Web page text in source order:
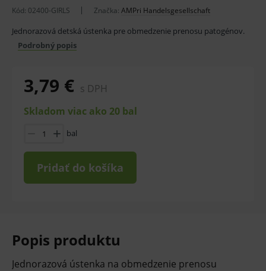
Kód: 02400-GIRLS Značka: AMPri Handelsgesellschaft
Jednorazová detská ústenka pre obmedzenie prenosu patogénov.
Podrobný popis
3,79 € s DPH
Skladom viac ako 20 bal
bal
Pridať do košíka
Popis produktu
Jednorazová ústenka na obmedzenie prenosu